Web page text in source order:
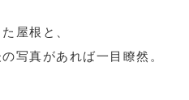
屋根と、
写真があれば一目瞭然。